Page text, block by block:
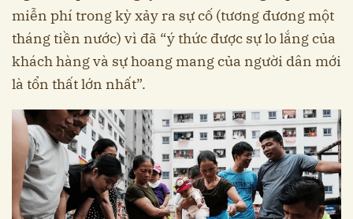
miễn phí trong kỳ xảy ra sự cố (tương đương một
tháng tiền nước) vì đã “ý thức được sự lo lắng của
khách hàng và sự hoang mang của người dân mới
là tổn thất lớn nhất”.